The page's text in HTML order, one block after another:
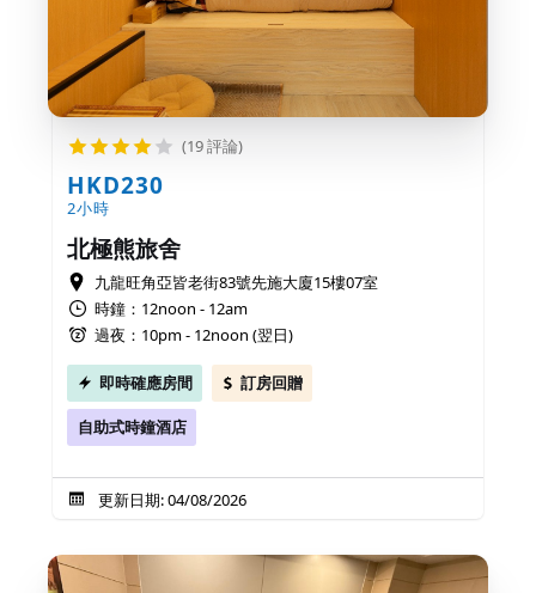
(19 評論)
HKD230
2小時
北極熊旅舍
九龍旺角亞皆老街83號先施大廈15樓07室
時鐘：12noon - 12am
過夜：10pm - 12noon (翌日)
即時確應房間 訂房回贈
自助式時鐘酒店
更新日期: 04/08/2026